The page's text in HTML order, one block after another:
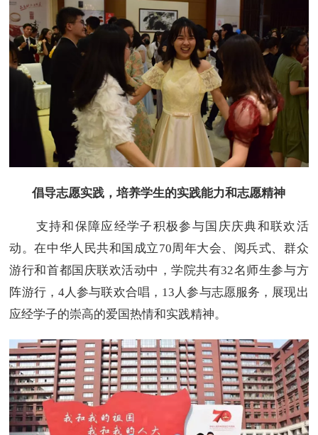
倡导志愿实践，培养学生的实践能力和志愿精神
支持和保障应经学子积极参与国庆庆典和联欢活
动。在中华人民共和国成立70周年大会、阅兵式、群众
游行和首都国庆联欢活动中，学院共有32名师生参与方
阵游行，4人参与联欢合唱，13人参与志愿服务，展现出
应经学子的崇高的爱国热情和实践精神。